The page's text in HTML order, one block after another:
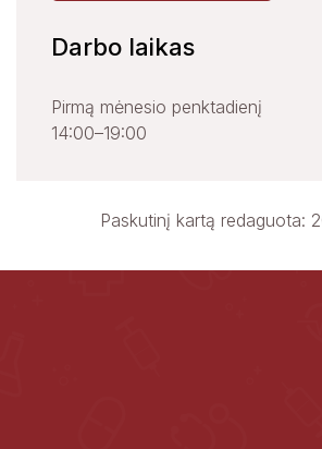
Darbo laikas
Pirmą mėnesio penktadienį
14:00–19:00
Paskutinį kartą redaguota: